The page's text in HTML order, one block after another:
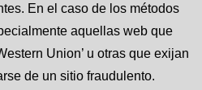
En el caso de los métodos
aquellas web que
Union’ u otras que exijan
de un sitio fraudulento.